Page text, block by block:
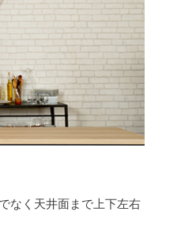
なく天井面まで上下左右